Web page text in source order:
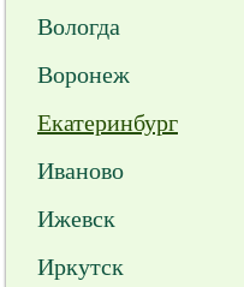
Вологда
Воронеж
Екатеринбург
Иваново
Ижевск
Иркутск